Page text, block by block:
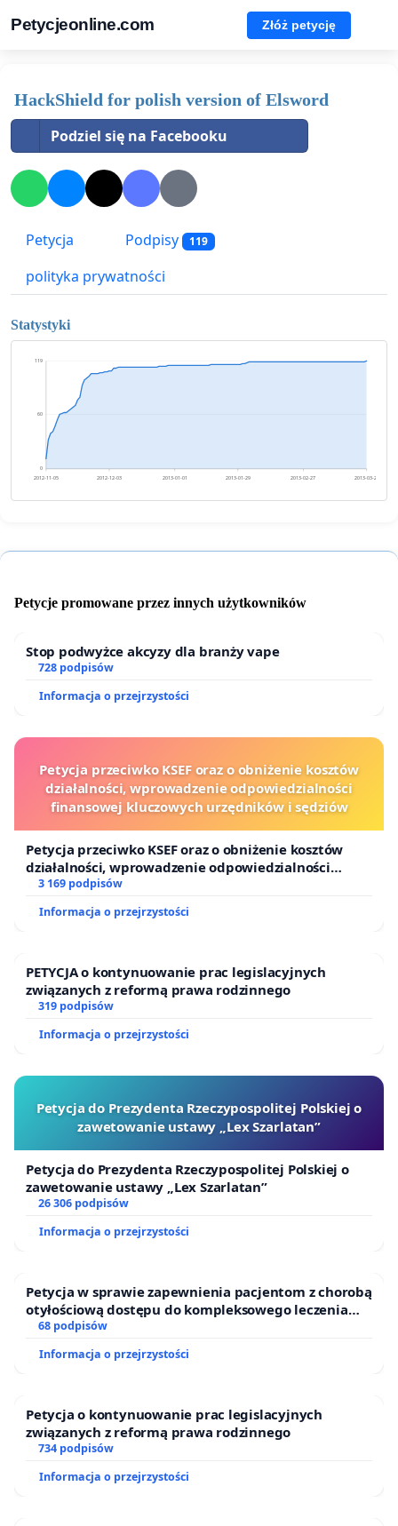
Petycjeonline.com Złóż petycję
HackShield for polish version of Elsword
Podziel się na Facebooku
Petycja Podpisy 119
polityka prywatności
Statystyki
0
60
119
2012-11-05 2012-12-03 2013-01-01 2013-01-29 2013-02-27 2013-03-27
Petycje promowane przez innych użytkowników
Stop podwyżce akcyzy dla branży vape
728 podpisów
Informacja o przejrzystości
Petycja przeciwko KSEF oraz o obniżenie kosztów
działalności, wprowadzenie odpowiedzialności
finansowej kluczowych urzędników i sędziów
Petycja przeciwko KSEF oraz o obniżenie kosztów
działalności, wprowadzenie odpowiedzialności
finansowej kluczowych urzędników i sędziów
3 169 podpisów
Informacja o przejrzystości
PETYCJA o kontynuowanie prac legislacyjnych
związanych z reformą prawa rodzinnego
319 podpisów
Informacja o przejrzystości
Petycja do Prezydenta Rzeczypospolitej Polskiej o
zawetowanie ustawy „Lex Szarlatan”
Petycja do Prezydenta Rzeczypospolitej Polskiej o
zawetowanie ustawy „Lex Szarlatan”
26 306 podpisów
Informacja o przejrzystości
Petycja w sprawie zapewnienia pacjentom z chorobą
otyłościową dostępu do kompleksowego leczenia
oraz programów profilaktycznych.
68 podpisów
Informacja o przejrzystości
Petycja o kontynuowanie prac legislacyjnych
związanych z reformą prawa rodzinnego
734 podpisów
Informacja o przejrzystości